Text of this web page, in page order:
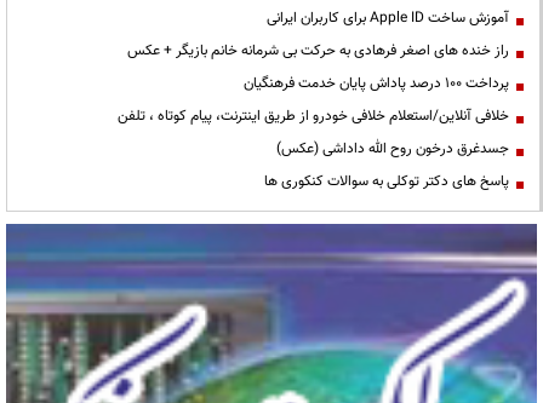
آموزش ساخت Apple ID برای کاربران ایرانی
راز خنده های اصغر فرهادی به حرکت بی شرمانه خانم بازیگر + عکس
پرداخت ۱۰۰ درصد پاداش پایان خدمت فرهنگیان
خلافی آنلاین/استعلام خلافی خودرو از طریق اینترنت، پیام کوتاه ، تلفن
جسدغرق درخون روح الله داداشی (عکس)
پاسخ های دکتر توکلی به سوالات کنکوری ها